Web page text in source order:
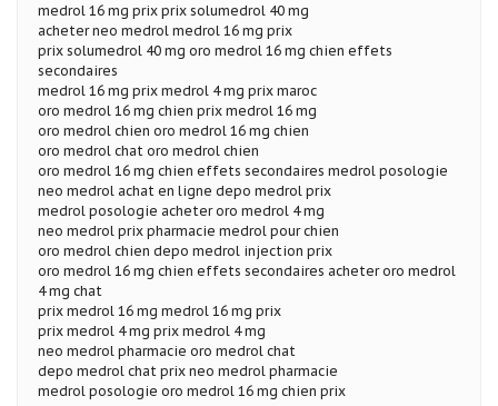
medrol 16 mg prix prix solumedrol 40 mg
acheter neo medrol medrol 16 mg prix
prix solumedrol 40 mg oro medrol 16 mg chien effets
secondaires
medrol 16 mg prix medrol 4 mg prix maroc
oro medrol 16 mg chien prix medrol 16 mg
oro medrol chien oro medrol 16 mg chien
oro medrol chat oro medrol chien
oro medrol 16 mg chien effets secondaires medrol posologie
neo medrol achat en ligne depo medrol prix
medrol posologie acheter oro medrol 4 mg
neo medrol prix pharmacie medrol pour chien
oro medrol chien depo medrol injection prix
oro medrol 16 mg chien effets secondaires acheter oro medrol
4 mg chat
prix medrol 16 mg medrol 16 mg prix
prix medrol 4 mg prix medrol 4 mg
neo medrol pharmacie oro medrol chat
depo medrol chat prix neo medrol pharmacie
medrol posologie oro medrol 16 mg chien prix